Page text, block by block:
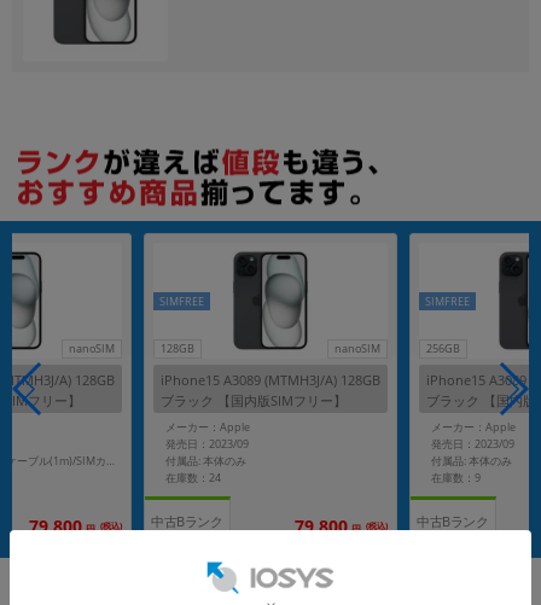
nanoSIM
A) 128GB
フリー】
付属品: 箱/USB-C充電ケーブル(1m)/SIMカードツール/マニュアル
79,800 円 (税込)
128GB nanoSIM
SIMFREE
iPhone15 A3089 (MTMH3J/A) 128GB
ブラック 【国内版SIMフリー】
メーカー：Apple
発売日：2023/09
付属品: 本体のみ
在庫数：24
中古Bランク 79,800 円 (税込)
256GB
SIMFREE
iPhone15 A3089
ブラック 【国内版
メーカー：Apple
発売日：2023/09
付属品: 本体のみ
在庫数：9
中古Bランク